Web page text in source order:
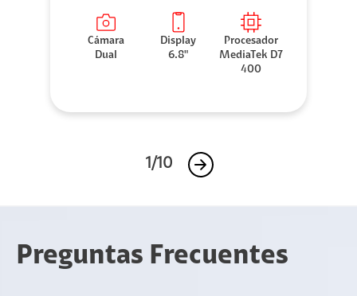
Cámara
Dual
Display
6.8"
Procesador
MediaTek D7
400
1/10
Preguntas Frecuentes